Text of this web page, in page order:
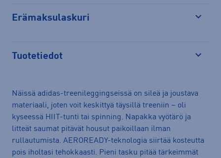
Erämaksulaskuri
Tuotetiedot
Näissä adidas-treenileggingseissä on sileä ja joustava
materiaali, joten voit keskittyä täysillä treeniin – oli
kyseessä HIIT-tunti tai spinning. Napakka vyötärö ja
litteät saumat pitävät housut paikoillaan ilman
rullautumista. AEROREADY-teknologia siirtää kosteutta
pois iholtasi tehokkaasti. Pieni tasku pitää tärkeimmät